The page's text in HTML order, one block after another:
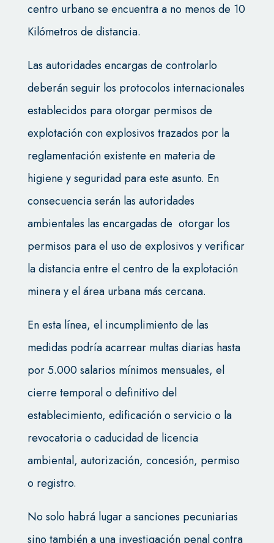
centro urbano se encuentra a no menos de 10
Kilómetros de distancia.
Las autoridades encargas de controlarlo
deberán seguir los protocolos internacionales
establecidos para otorgar permisos de
explotación con explosivos trazados por la
reglamentación existente en materia de
higiene y seguridad para este asunto. En
consecuencia serán las autoridades
ambientales las encargadas de otorgar los
permisos para el uso de explosivos y verificar
la distancia entre el centro de la explotación
minera y el área urbana más cercana.
En esta línea, el incumplimiento de las
medidas podría acarrear multas diarias hasta
por 5.000 salarios mínimos mensuales, el
cierre temporal o definitivo del
establecimiento, edificación o servicio o la
revocatoria o caducidad de licencia
ambiental, autorización, concesión, permiso
o registro.
No solo habrá lugar a sanciones pecuniarias
sino también a una investigación penal contra